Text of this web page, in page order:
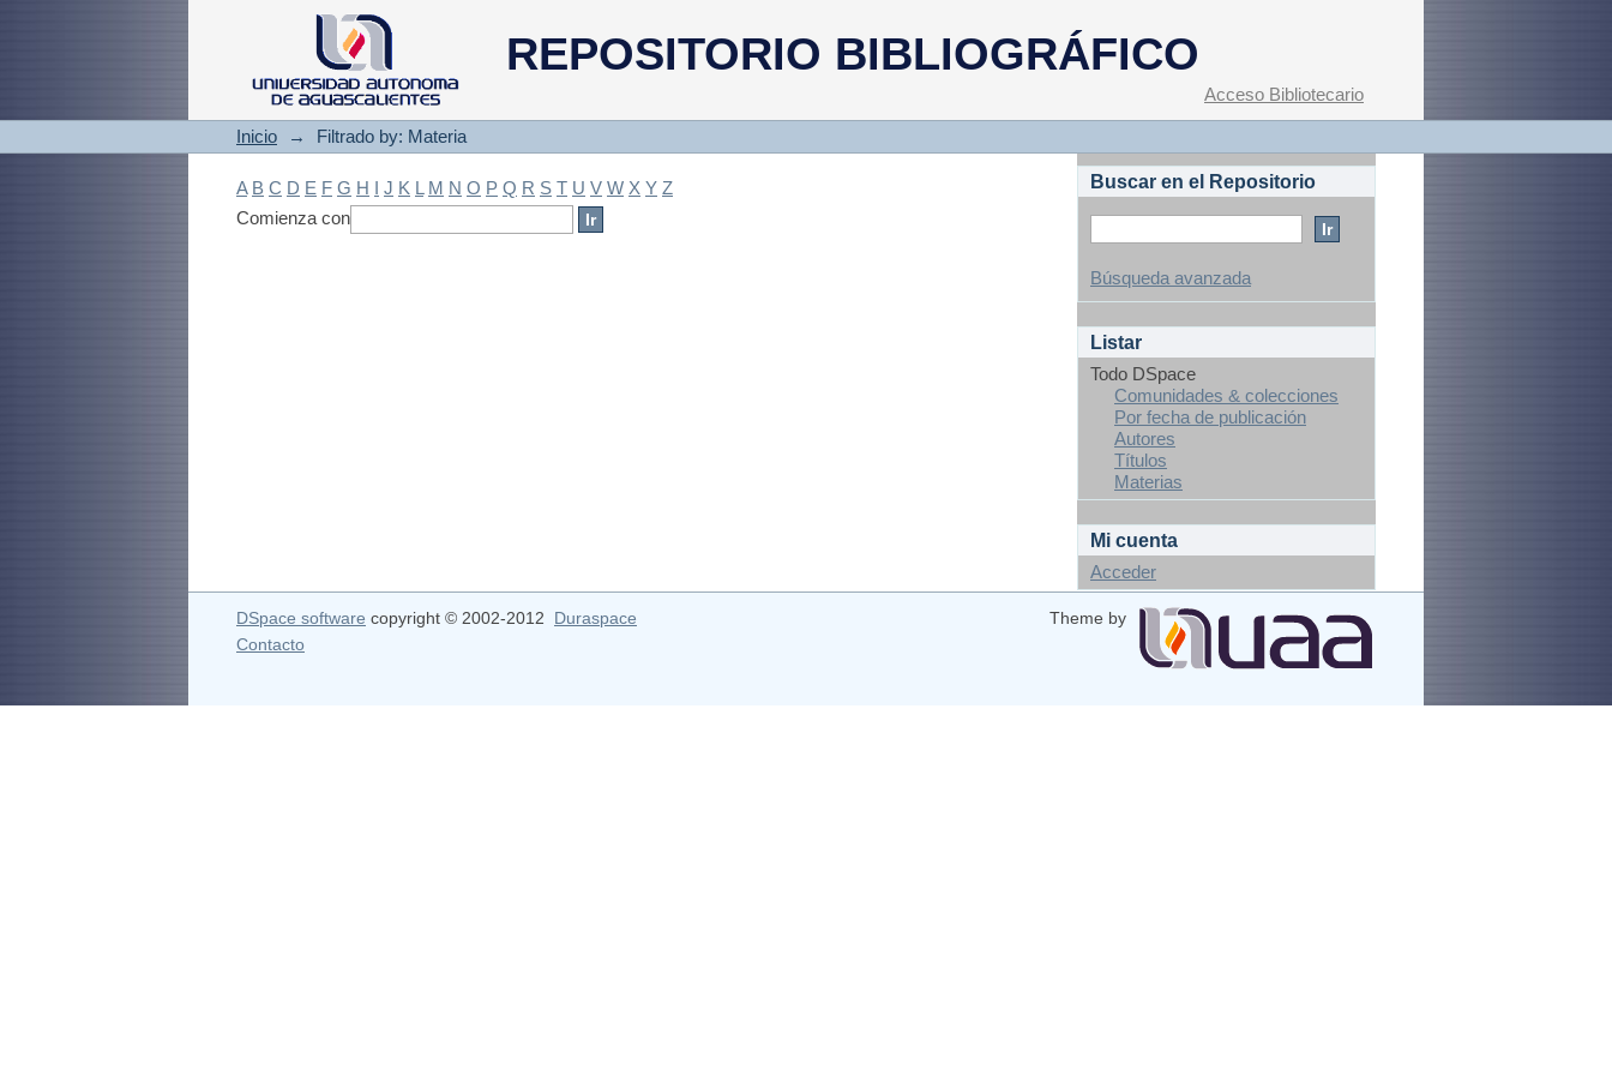
REPOSITORIO BIBLIOGRÁFICO
Filtrado by: Materia
Acceso Bibliotecario
Inicio → Filtrado by: Materia
A B C D E F G H I J K L M N O P Q R S T U V W X Y Z
Comienza con
Buscar en el Repositorio
Búsqueda avanzada
Listar
Todo DSpace
Comunidades & colecciones
Por fecha de publicación
Autores
Títulos
Materias
Mi cuenta
Acceder
DSpace software copyright © 2002-2012 Duraspace
Theme by
Contacto